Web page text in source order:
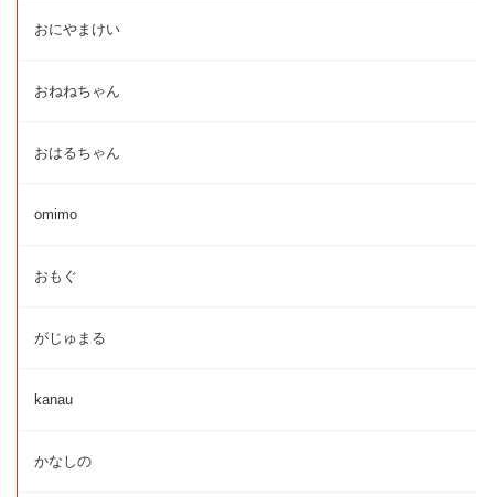
おにやまけい
おねねちゃん
おはるちゃん
omimo
おもぐ
がじゅまる
kanau
かなしの